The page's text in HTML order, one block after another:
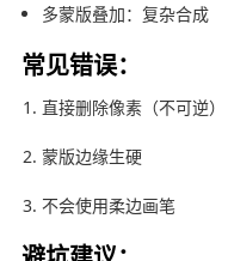
多蒙版叠加：复杂合成
常见错误：
直接删除像素（不可逆）
蒙版边缘生硬
不会使用柔边画笔